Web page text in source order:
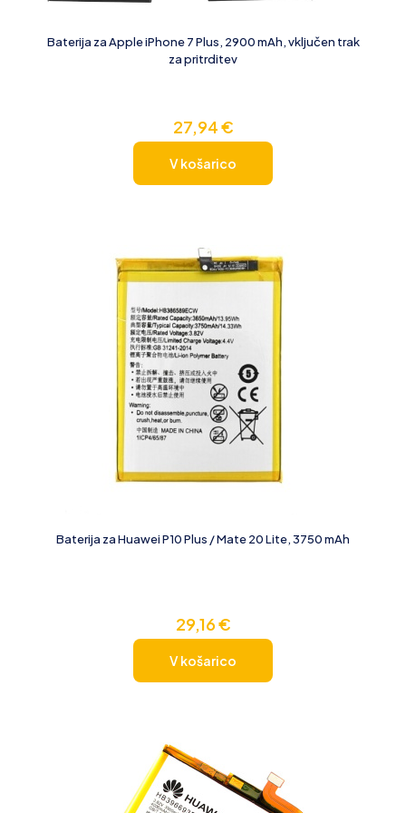
Baterija za Apple iPhone 7 Plus, 2900 mAh, vključen trak
za pritrditev
27,94€
V košarico
Baterija za Huawei P10 Plus / Mate 20 Lite, 3750 mAh
29,16€
V košarico